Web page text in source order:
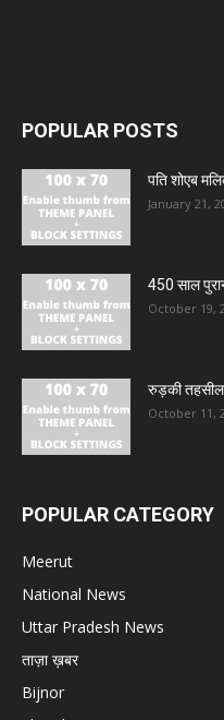
POPULAR POSTS
पति शोएब
January 21,
450 साल
October 19,
रुड़की
October 11,
POPULAR CATEGORY
Meerut
National News
Uttar Pradesh News
ताज़ा ख़बर
Bijnor